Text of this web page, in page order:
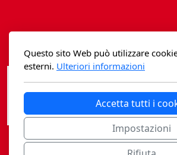
Questo sito Web può utilizzare
esterni. Ulteriori informazioni
Accetta tutti i
Impostazioni
Storia
Spyra
Testi scolastici
Fidia edizioni d'arte